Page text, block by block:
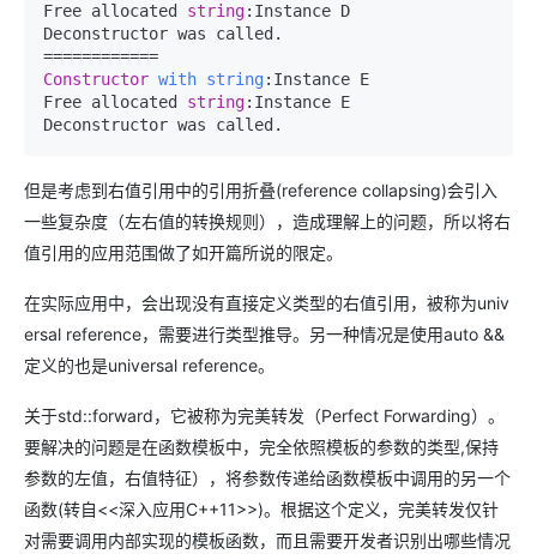
Free allocated string:Instance D
Deconstructor was called.
Constructor with string : Instance E
Free allocated string:Instance E
Deconstructor was called.
但是考虑到右值引用中的引用折叠(reference collapsing)会引入
一些复杂度（左右值的转换规则），造成理解上的问题，所以将右
值引用的应用范围做了如开篇所说的限定。
在实际应用中，会出现没有直接定义类型的右值引用，被称为univ
ersal reference，需要进行类型推导。另一种情况是使用auto &&
定义的也是universal reference。
关于std::forward，它被称为完美转发（Perfect Forwarding）。
要解决的问题是在函数模板中，完全依照模板的参数的类型,保持
参数的左值，右值特征），将参数传递给函数模板中调用的另一个
函数(转自<<深入应用C++11>>)。根据这个定义，完美转发仅针
对需要调用内部实现的模板函数，而且需要开发者识别出哪些情况